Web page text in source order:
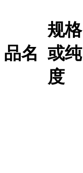
品名
规格
或纯
度